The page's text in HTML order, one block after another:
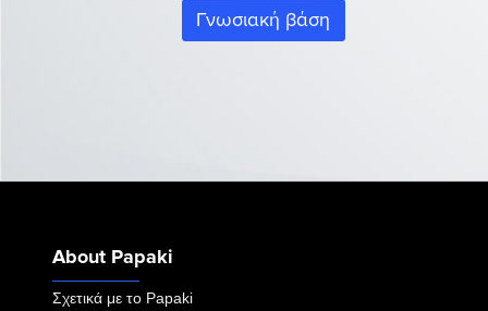
Γνωσιακή βάση
About Papaki
Σχετικά με το Papaki